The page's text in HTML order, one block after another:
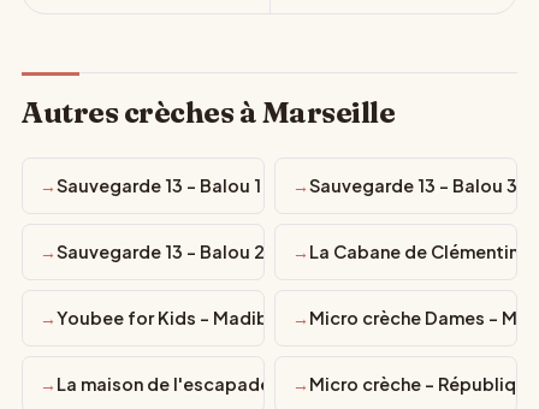
Autres crèches à Marseille
Sauvegarde 13 - Balou 1 Sauvegarde 13 - Balou 3
Sauvegarde 13 - Balou 2 La Cabane de Clémentine
Youbee for Kids - Madiba 1- Marseille 12Micro crèche Dames -
La maison de l'escapade Micro crèche -